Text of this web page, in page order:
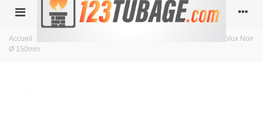
Accueil
Raccord boisseau poêle Ferrolux Noir
Ø 150mm